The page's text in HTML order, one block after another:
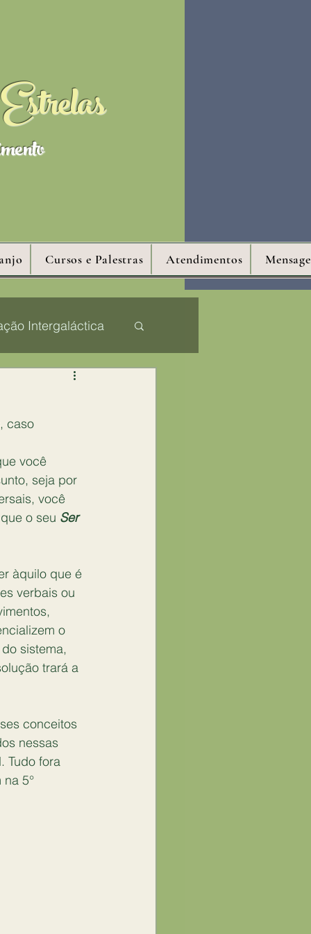
Cursos e Palestras Atendimentos
Intergaláctica
caso
você
seja por
você
o seu Ser
àquilo que é
verbais ou
o
sistema,
trará a
conceitos
nessas
Tudo fora
5°